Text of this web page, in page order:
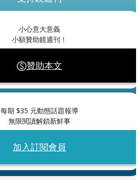
小心意大意義
小額贊助鏡週刊！
贊助本文
每期 $35 元動態話題報導
無限閱讀解鎖新鮮事
加入訂閱會員